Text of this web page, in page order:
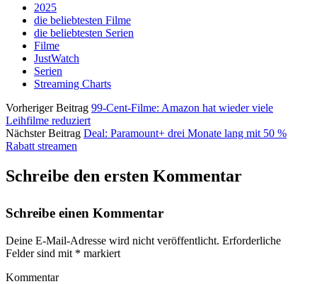
2025
die beliebtesten Filme
die beliebtesten Serien
Filme
JustWatch
Serien
Streaming Charts
Vorheriger Beitrag 99-Cent-Filme: Amazon hat wieder viele
Leihfilme reduziert
Nächster Beitrag Deal: Paramount+ drei Monate lang mit 50 %
Rabatt streamen
Schreibe den ersten Kommentar
Schreibe einen Kommentar
Deine E-Mail-Adresse wird nicht veröffentlicht. Erforderliche
Felder sind mit * markiert
Kommentar